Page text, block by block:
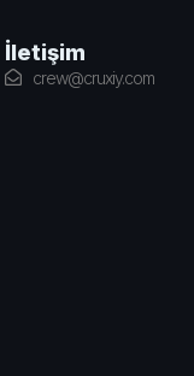
İletişim
crew@cruxiy.com